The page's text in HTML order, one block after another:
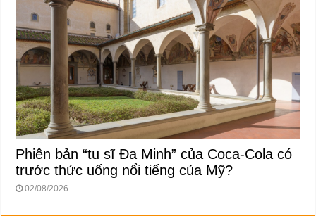
Phiên bản “tu sĩ Đa Minh” của Coca-Cola có
trước thức uống nổi tiếng của Mỹ?
02/08/2026